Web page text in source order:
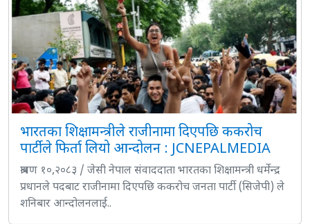
भारतका शिक्षामन्त्रीले राजीनामा दिएपछि ककरोच
पार्टीले फिर्ता लियो आन्दोलन : JCNEPALMEDIA
श्रावण १०,२०८३ / जेसी नेपाल संवाददाता भारतका शिक्षामन्त्री धर्मेन्द्र
प्रधानले पदबाट राजीनामा दिएपछि ककरोच जनता पार्टी (सिजेपी) ले
शनिबार आन्दोलनलाई..